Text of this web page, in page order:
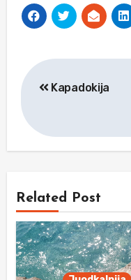
Navigacija
įrašų
Kapadokija
Related Post